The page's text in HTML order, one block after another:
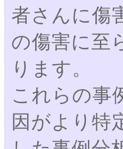
者さんに傷
の傷害に至
ります。
これらの事
因がより特